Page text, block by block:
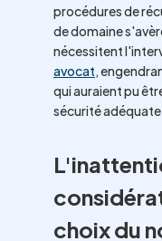
procédures de
de domaine
nécessitent
avocat,
qui auraient pu
sécurité
choix du